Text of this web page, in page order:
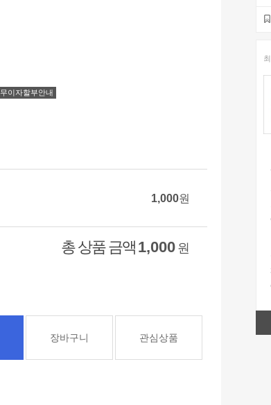
무이자할부안내
1,000원
총 상품 금액 1,000 원
장바구니 관심상품